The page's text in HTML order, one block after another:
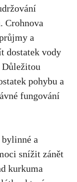
​Crohnova
a
dostatek⁤ vody
Důležitou
pohybu a
fungování
a
snížit ⁢zánět
kurkuma